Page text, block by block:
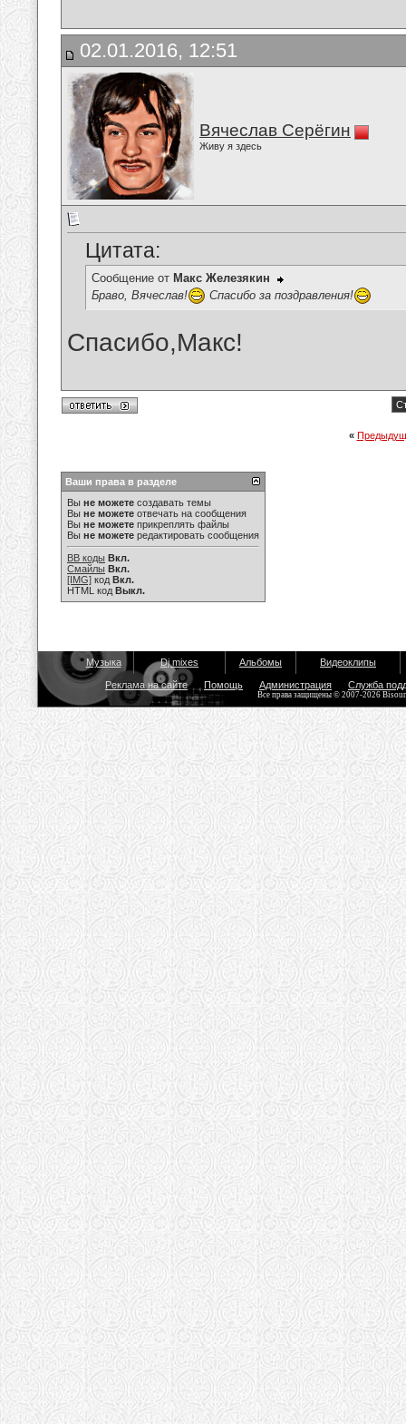
02.01.2016, 12:51
Вячеслав Серёгин
Живу я здесь
Цитата:
Сообщение от Макс Железякин
Браво, Вячеслав!
Спасибо за поздравления!
Спасибо,Макс!
«
Ваши права в разделе
Вы не можете создавать темы
Вы не можете отвечать на сообщения
Вы не можете прикреплять файлы
Вы не можете редактировать сообщения
BB коды Вкл.
Смайлы Вкл.
[IMG] код Вкл.
HTML код Выкл.
Музыка Dj mixes Альбомы Видеоклипы
Реклама на сайте Помощь Администрация Служба
Все права защищены © 2007-2026